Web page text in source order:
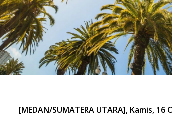
[MEDAN/SUMATERA UTARA], Kamis, 16